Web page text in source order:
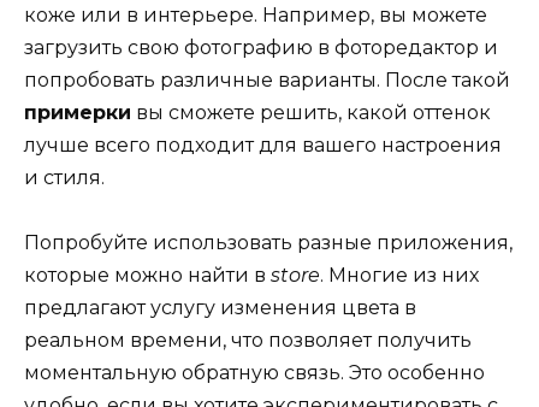
коже или в интерьере. Например, вы можете
загрузить свою фотографию в фоторедактор и
попробовать различные варианты. После такой
примерки вы сможете решить, какой оттенок
лучше всего подходит для вашего настроения
и стиля.
Попробуйте использовать разные приложения,
которые можно найти в store. Многие из них
предлагают услугу изменения цвета в
реальном времени, что позволяет получить
моментальную обратную связь. Это особенно